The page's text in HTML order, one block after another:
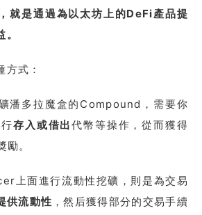
就是通過為以太坊上的DeFi產品提
方式：
潘多拉魔盒的Compound，需要你
存入或借出代幣等操作，從而獲得
。
上面進行流動性挖礦，則是為交易
供流動性 ，然后獲得部分的交易手續